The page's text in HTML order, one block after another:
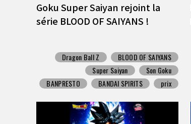
Goku Super Saiyan rejoint la
série BLOOD OF SAIYANS !
Dragon Ball Z
BLOOD OF SAIYANS
Super Saiyan
Son Goku
BANPRESTO
BANDAI SPIRITS prix